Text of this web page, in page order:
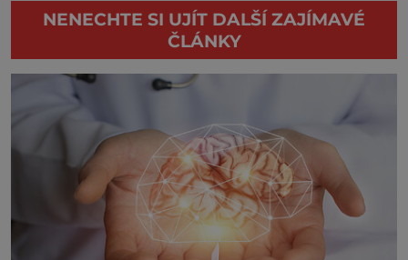
NENECHTE SI UJÍT DALŠÍ ZAJÍMAVÉ
ČLÁNKY